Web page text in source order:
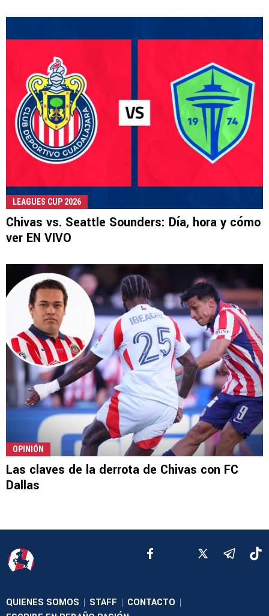
LEAGUES CUP 2026
Chivas vs. Seattle Sounders: Día, hora y cómo
ver EN VIVO
OPINIÓN
Las claves de la derrota de Chivas con FC
Dallas
QUIENES SOMOS | STAFF | CONTACTO |